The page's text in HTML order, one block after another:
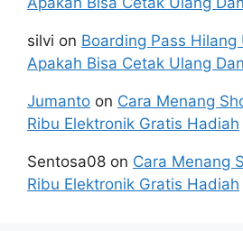
silvi on Boarding Pass Hilang
Apakah Bisa Cetak Ulang
Jumanto on Cara Menang
Ribu Elektronik Gratis Hadiah
Sentosa08 on Cara Menang
Ribu Elektronik Gratis Hadiah